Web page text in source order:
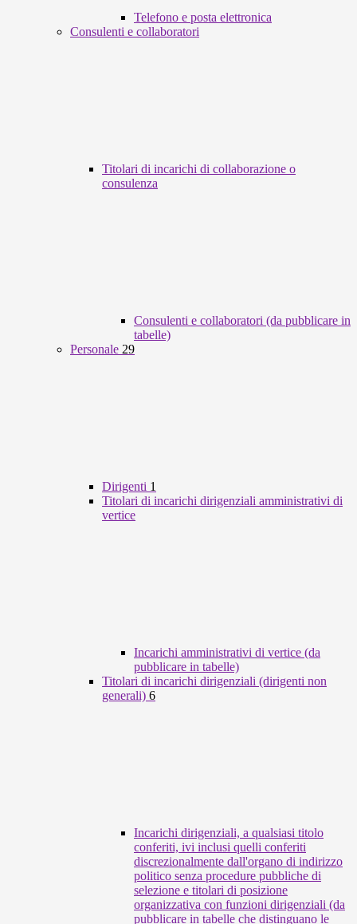
Telefono e posta elettronica
Consulenti e collaboratori
Titolari di incarichi di collaborazione o
consulenza
Consulenti e collaboratori (da pubblicare in
tabelle)
Personale 29
Dirigenti 1
Titolari di incarichi dirigenziali amministrativi di
vertice
Incarichi amministrativi di vertice (da
pubblicare in tabelle)
Titolari di incarichi dirigenziali (dirigenti non
generali) 6
Incarichi dirigenziali, a qualsiasi titolo
conferiti, ivi inclusi quelli conferiti
discrezionalmente dall'organo di indirizzo
politico senza procedure pubbliche di
selezione e titolari di posizione
organizzativa con funzioni dirigenziali (da
pubblicare in tabelle che distinguano le